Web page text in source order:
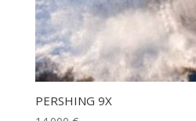
PERSHING 9X